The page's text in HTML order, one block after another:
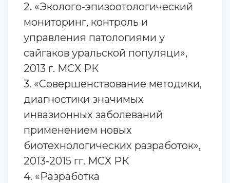
2. «Эколого-эпизоотологический
мониторинг, контроль и
управления патологиями у
сайгаков уральской популяци»,
2013 г. МСХ РК
3. «Совершенствование методики,
диагностики значимых
инвазионных заболеваний
применением новых
биотехнологических разработок»,
2013-2015 гг. МСХ РК
4. «Разработка